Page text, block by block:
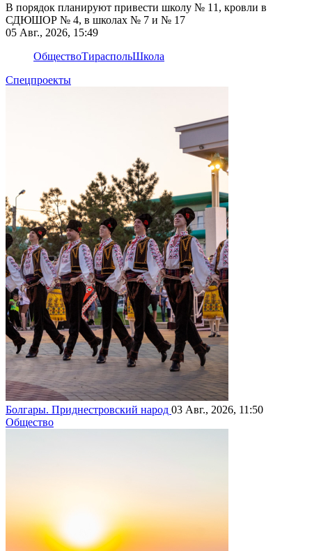
В порядок планируют привести школу № 11, кровли в
СДЮШОР № 4, в школах № 7 и № 17
05 Авг., 2026, 15:49
ОбществоТираспольШкола
Спецпроекты
Болгары. Приднестровский народ 03 Авг., 2026, 11:50
Общество